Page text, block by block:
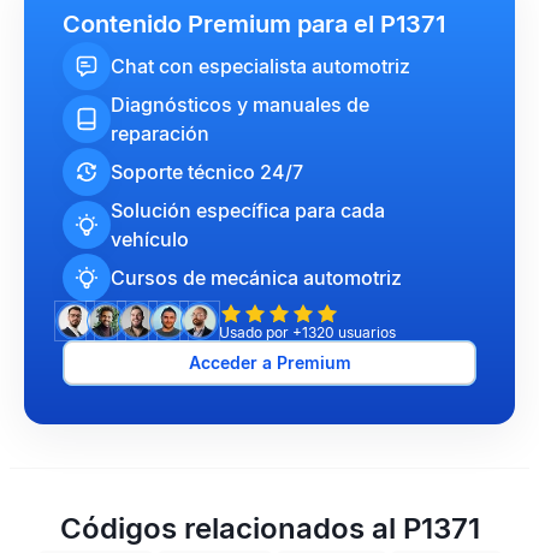
Contenido Premium para el P1371
Chat con especialista automotriz
Diagnósticos y manuales de
reparación
Soporte técnico 24/7
Solución específica para cada
vehículo
Cursos de mecánica automotriz
Usado por +1320 usuarios
Acceder a Premium
Códigos relacionados al P1371